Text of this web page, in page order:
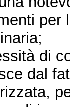
per
di
dal